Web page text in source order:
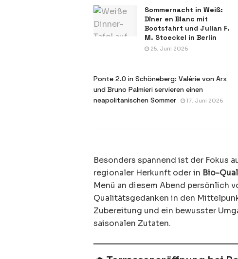
Sommernacht in Weiß:
Dîner en Blanc mit
Bootsfahrt und Julian F.
M. Stoeckel in Berlin
25. Juni 2026
Ponte 2.0 in Schöneberg: Valérie von Arx
und Bruno Palmieri servieren einen
neapolitanischen Sommer
17. Juni 2026
Besonders spannend ist der Fokus
regionaler Herkunft oder in Bio-
Menü an diesem Abend persönlich
Qualitätsgedanken in den
Zubereitung und ein bewusster
saisonalen Zutaten.